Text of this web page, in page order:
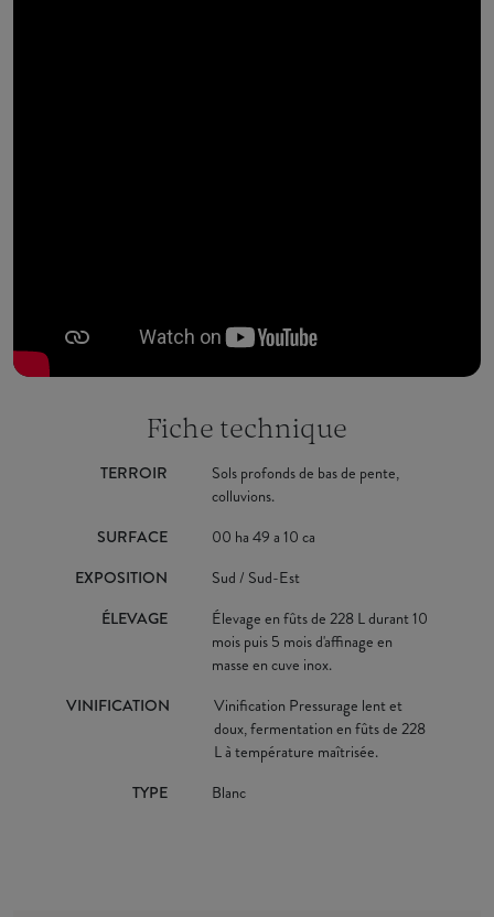
Fiche technique
TERROIR
Sols profonds de bas de pente,
colluvions.
SURFACE
00 ha 49 a 10 ca
EXPOSITION
Sud / Sud-Est
ÉLEVAGE
Élevage en fûts de 228 L durant 10
mois puis 5 mois d'affinage en
masse en cuve inox.
VINIFICATION
Vinification Pressurage lent et
doux, fermentation en fûts de 228
L à température maîtrisée.
TYPE
Blanc